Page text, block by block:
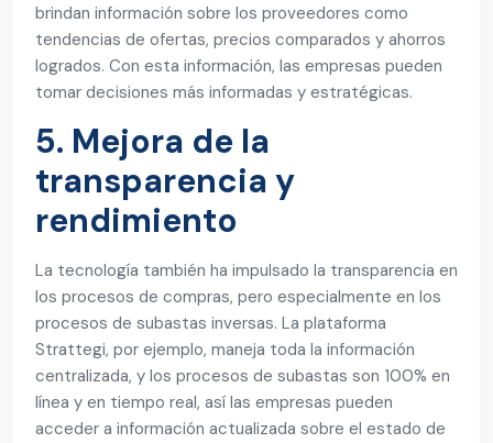
brindan información sobre los proveedores como
tendencias de ofertas, precios comparados y ahorros
logrados. Con esta información, las empresas pueden
tomar decisiones más informadas y estratégicas.
5. Mejora de la
transparencia y
rendimiento
La tecnología también ha impulsado la transparencia en
los procesos de compras, pero especialmente en los
procesos de subastas inversas. La plataforma
Strattegi, por ejemplo, maneja toda la información
centralizada, y los procesos de subastas son 100% en
línea y en tiempo real, así las empresas pueden
acceder a información actualizada sobre el estado de